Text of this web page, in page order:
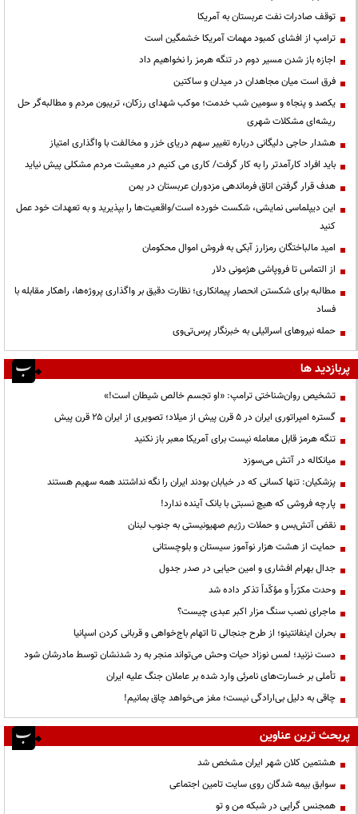
توقف صادرات نفت عربستان به آمریکا
ترامپ از افشای کمبود مهمات آمریکا خشمگین است
اجازه باز شدن مسیر دوم در تنگه هرمز را نخواهیم داد
فرق است میان مجاهدان در میدان و ساکتین
یکصد و پنجاه و سومین شب خدمت؛ موکب شهدای رزکان، تریبون مردم و مطالبه‌گر حل
ریشه‌ای مشکلات شهری
هشدار حاجی دلیگانی درباره تغییر سهم دریای خزر و مخالفت با واگذاری امتیاز
باید افراد کارآمدتر را به کار گرفت/ کاری می کنیم در معیشت مردم مشکلی پیش نیاید
هدف قرار گرفتن اتاق‌ فرماندهی مزدوران عربستان در یمن
این دیپلماسی نمایشی، شکست خورده است/واقعیت‌ها را بپذیرید و به تعهدات خود عمل
کنید
امید مالباختگان رمزارز آبکی به فروش اموال محکومان
از التماس تا فروپاشی هژمونی دلار
مطالبه برای شکستن انحصار پیمانکاری؛ نظارت دقیق بر واگذاری پروژه‌ها، راهکار مقابله با
فساد
حمله نیروهای اسرائیلی به خبرنگار پرس‌تی‌وی
پربازدید ها
تشخیص روان‌شناختی ترامپ: «او تجسم خالص شیطان است!»
گستره امپراتوری ایران در ۵ قرن پیش از میلاد؛ تصویری از ایران ۲۵ قرن پیش
تنگه هرمز قابل معامله نیست برای آمریکا معبر باز نکنید
میانکاله در آتش می‌سوزد
پزشکیان: تنها کسانی که در خیابان بودند ایران را نگه نداشتند همه سهیم هستند
پارچه فروشی که هیچ نسبتی با بانک آینده ندارد!
نقض آتش‌بس و حملات رژیم صهیونیستی به جنوب لبنان
حمایت از هشت هزار نوآموز سیستان و بلوچستانی
جدال بهرام افشاری و امین حیایی در صدر جدول
وحدت مکرّراً و مؤکّداً تذکر داده شد
ماجرای نصب سنگ مزار اکبر عبدی چیست؟
بحران اینفانتینو؛ از طرح جنجالی تا اتهام باج‌خواهی و قربانی کردن اسپانیا
دست نزنید؛ لمس نوزاد حیات وحش می‌تواند منجر به رد شدنشان توسط مادرشان شود
تأملی بر خسارت‌های نامرئی وارد شده بر عاملان جنگ علیه ایران
چاقی به دلیل بی‌ارادگی نیست؛ مغز می‌خواهد چاق بمانیم!
پربحث ترین عناوین
هشتمین کلان شهر ایران مشخص شد
سوابق بیمه شدگان روی سایت تامین اجتماعی
همجنس گرایی در شبکه من و تو